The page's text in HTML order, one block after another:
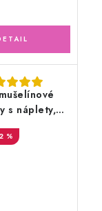
s náplety,
%